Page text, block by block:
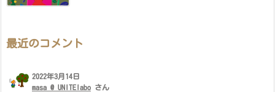
最近のコメント
2022年3月14日
masa @ UNITElabo さん